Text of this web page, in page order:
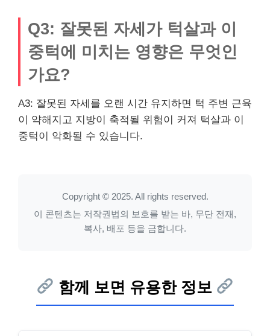
Q3: 잘못된 자세가 턱살과 이
중턱에 미치는 영향은 무엇인
가요?
A3: 잘못된 자세를 오랜 시간 유지하면 턱 주변 근육
이 약해지고 지방이 축적될 위험이 커져 턱살과 이
중턱이 악화될 수 있습니다.
Copyright © 2025. All rights reserved.
이 콘텐츠는 저작권법의 보호를 받는 바, 무단 전재,
복사, 배포 등을 금합니다.
함께 보면 유용한 정보